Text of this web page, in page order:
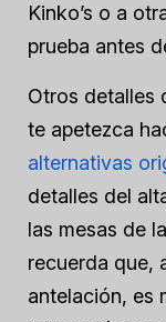
Kinko’s o a
prueba antes
Otros detalles
te apetezca
alternativas
detalles del
las mesas de
recuerda que,
antelación, es